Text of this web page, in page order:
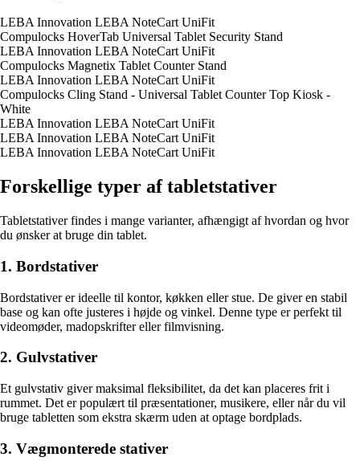
LEBA Innovation LEBA NoteCart UniFit
Compulocks HoverTab Universal Tablet Security Stand
LEBA Innovation LEBA NoteCart UniFit
Compulocks Magnetix Tablet Counter Stand
LEBA Innovation LEBA NoteCart UniFit
Compulocks Cling Stand - Universal Tablet Counter Top Kiosk -
White
LEBA Innovation LEBA NoteCart UniFit
LEBA Innovation LEBA NoteCart UniFit
LEBA Innovation LEBA NoteCart UniFit
Forskellige typer af tabletstativer
Tabletstativer findes i mange varianter, afhængigt af hvordan og hvor
du ønsker at bruge din tablet.
1. Bordstativer
Bordstativer er ideelle til kontor, køkken eller stue. De giver en stabil
base og kan ofte justeres i højde og vinkel. Denne type er perfekt til
videomøder, madopskrifter eller filmvisning.
2. Gulvstativer
Et gulvstativ giver maksimal fleksibilitet, da det kan placeres frit i
rummet. Det er populært til præsentationer, musikere, eller når du vil
bruge tabletten som ekstra skærm uden at optage bordplads.
3. Vægmonterede stativer